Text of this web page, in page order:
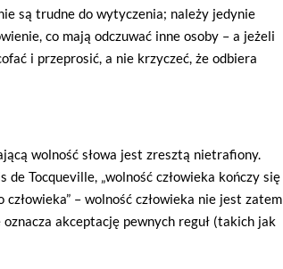
są trudne do wytyczenia; należy jedynie
co mają odczuwać inne osoby – a jeżeli
i przeprosić, a nie krzyczeć, że odbiera
wolność słowa jest zresztą nietrafiony.
Tocqueville, „wolność człowieka kończy się
– wolność człowieka nie jest zatem
akceptację pewnych reguł (takich jak